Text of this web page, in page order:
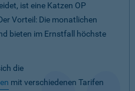
ist eine Katzen OP
Vorteil: Die monatlichen
bieten im Ernstfall höchste
die
mit verschiedenen Tarifen